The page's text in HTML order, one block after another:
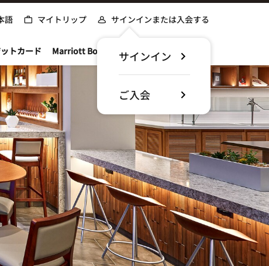
語 マイトリップ サインインまたは入会する
サインイン
ご入会
トカード Marriott Bonvoyについて